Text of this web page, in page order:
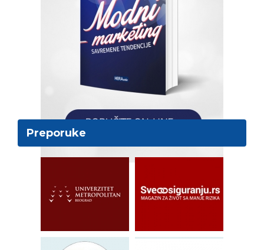
Preporuke